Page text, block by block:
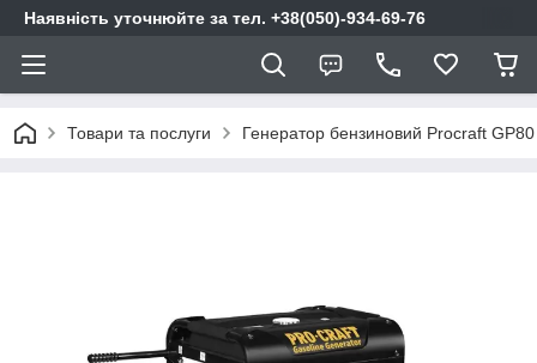
Наявність уточнюйте за тел. +38(050)-934-69-76
Товари та послуги Генератор бензиновий Procraft